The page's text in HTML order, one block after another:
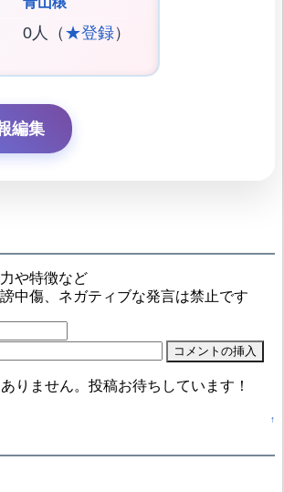
0人（ ★登録）
編集
や特徴など
中傷、ネガティブな発言は禁止です
りません。投稿お待ちしています！
↑